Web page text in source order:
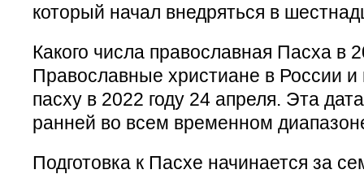
который начал внедряться в
Какого числа православная Пасха в
Православные христиане в России
пасху в 2022 году 24 апреля. Эта
ранней во всем временном
Подготовка к Пасхе начинается за